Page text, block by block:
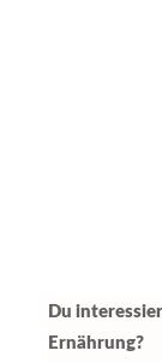
Du
Ernährung?